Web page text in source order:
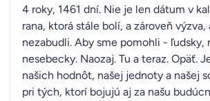
4 roky, 1461 dní. Nie je len dátum v
rana, ktorá stále bolí, a zároveň
nezabudli. Aby sme pomohli - ľudsky,
nesebecky. Naozaj. Tu a teraz. Opäť.
našich hodnôt, našej jednoty a našej
pri tých, ktorí bojujú aj za našu